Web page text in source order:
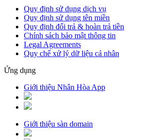
Quy định sử dụng dịch vụ
Quy định sử dụng tên miền
Quy định đổi trả & hoàn trả tiền
Chính sách bảo mật thông tin
Legal Agreements
Quy chế xử lý dữ liệu cá nhân
Ứng dụng
Giới thiệu Nhân Hòa App
Giới thiệu sàn domain